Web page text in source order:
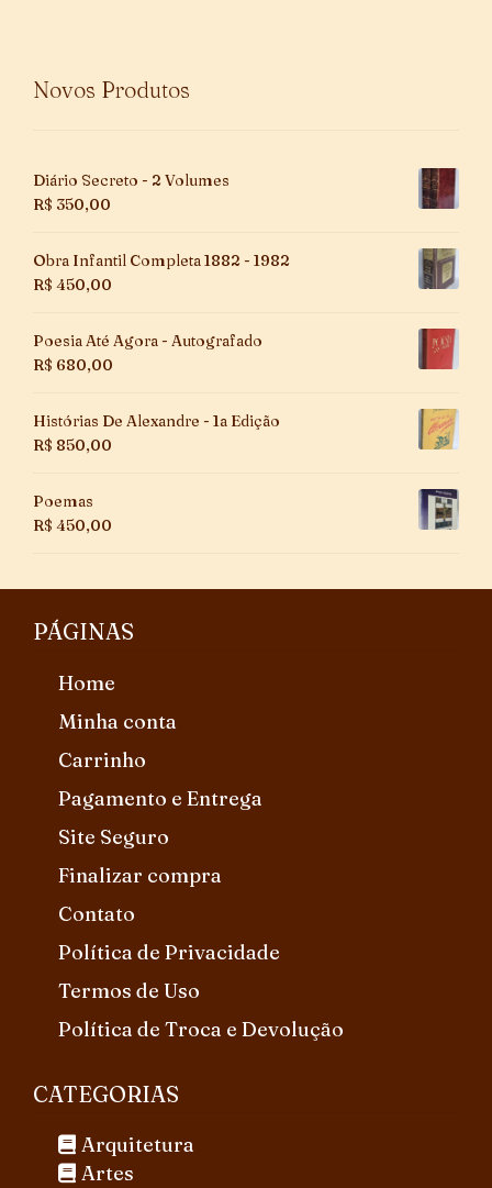
Novos Produtos
Diário Secreto - 2 Volumes
R$ 350,00
Obra Infantil Completa 1882 - 1982
R$ 450,00
Poesia Até Agora - Autografado
R$ 680,00
Histórias De Alexandre - 1a Edição
R$ 850,00
Poemas
R$ 450,00
PÁGINAS
Home
Minha conta
Carrinho
Pagamento e Entrega
Site Seguro
Finalizar compra
Contato
Política de Privacidade
Termos de Uso
Política de Troca e Devolução
CATEGORIAS
Arquitetura
Artes